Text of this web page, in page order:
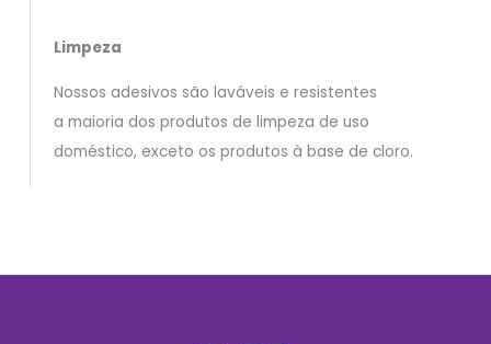
Limpeza
Nossos adesivos são laváveis e resistentes
a maioria dos produtos de limpeza de uso
doméstico, exceto os produtos à base de cloro.